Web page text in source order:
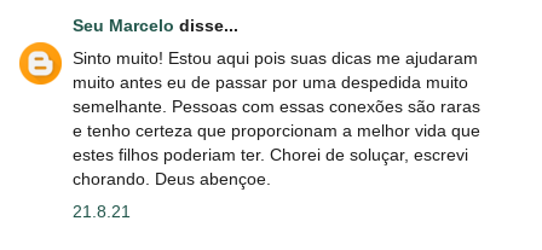
Seu Marcelo disse...
Sinto muito! Estou aqui pois suas dicas me ajudaram
muito antes eu de passar por uma despedida muito
semelhante. Pessoas com essas conexões são raras
e tenho certeza que proporcionam a melhor vida que
estes filhos poderiam ter. Chorei de soluçar, escrevi
chorando. Deus abençoe.
21.8.21